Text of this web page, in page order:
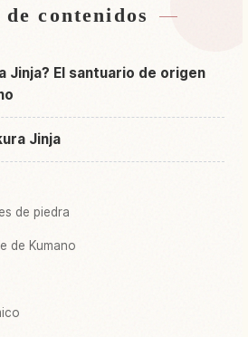
cerca de Santuario Kami
en Santuario Kami Kura
contenidos
Jinja? El santuario de origen
Jinja
de piedra
de Kumano